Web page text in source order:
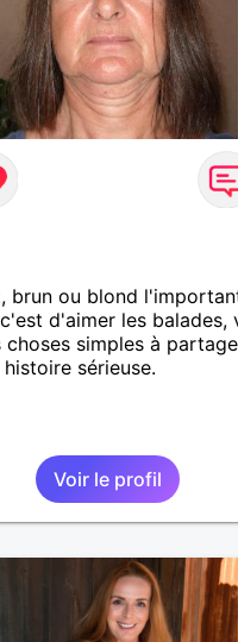
brun ou blond
d'aimer les balades,
choses simples à
sérieuse.
Voir le profil